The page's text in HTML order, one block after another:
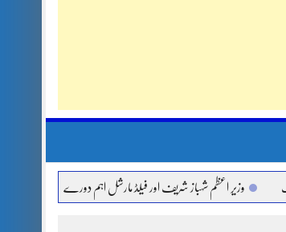
وزیر اعظم شہباز شریف اور فیلڈ مارشل اہم دورے پر سعودی عرب روانہ